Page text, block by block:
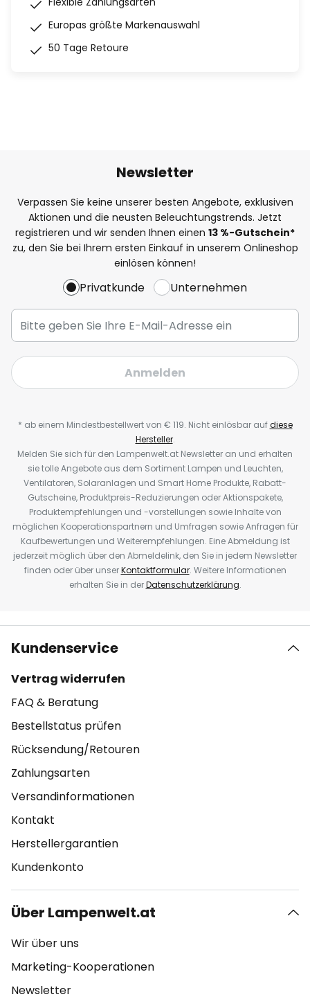
Europas größte Markenauswahl
50 Tage Retoure
Newsletter
Verpassen Sie keine unserer besten Angebote, exklusiven
Aktionen und die neusten Beleuchtungstrends. Jetzt
registrieren und wir senden Ihnen einen 13 %-Gutschein*
zu, den Sie bei Ihrem ersten Einkauf in unserem Onlineshop
einlösen können!
Privatkunde Unternehmen
Anmelden
* ab einem Mindestbestellwert von € 119. Nicht einlösbar aufdiese
Hersteller.
Melden Sie sich für den Lampenwelt.at Newsletter an und erhalten
sie tolle Angebote aus dem Sortiment Lampen und Leuchten,
Ventilatoren, Solaranlagen und Smart Home Produkte, Rabatt-
Gutscheine, Produktpreis-Reduzierungen oder Aktionspakete,
Produktempfehlungen und -vorstellungen sowie Inhalte von
möglichen Kooperationspartnern und Umfragen sowie Anfragen für
Kaufbewertungen und Weiterempfehlungen. Eine Abmeldung ist
jederzeit möglich über den Abmeldelink, den Sie in jedem Newsletter
finden oder über unserKontaktformular. Weitere Informationen
erhalten Sie in derDatenschutzerklärung.
Kundenservice
Vertrag widerrufen
FAQ & Beratung
Bestellstatus prüfen
Rücksendung/Retouren
Zahlungsarten
Versandinformationen
Kontakt
Herstellergarantien
Kundenkonto
Über Lampenwelt.at
Wir über uns
Marketing-Kooperationen
Newsletter